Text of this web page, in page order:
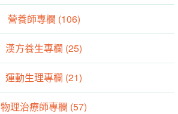
營養師專欄 (106)
漢方養生專欄 (25)
運動生理專欄 (21)
物理治療師專欄 (57)